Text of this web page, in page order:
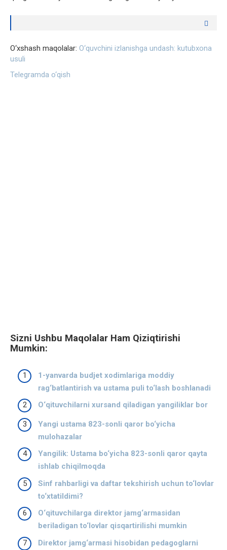
O‘xshash maqolalar: O‘quvchini izlanishga undash: kutubxona
usuli
Telegramda o‘qish
Sizni Ushbu Maqolalar Ham Qiziqtirishi
Mumkin:
1-yanvarda budjet xodimlariga moddiy
rag‘batlantirish va ustama puli to‘lash boshlanadi
O‘qituvchilarni xursand qiladigan yangiliklar bor
Yangi ustama 823-sonli qaror bo‘yicha
mulohazalar
Yangilik: Ustama bo‘yicha 823-sonli qaror qayta
ishlab chiqilmoqda
Sinf rahbarligi va daftar tekshirish uchun to‘lovlar
to‘xtatildimi?
O‘qituvchilarga direktor jamg‘armasidan
beriladigan to‘lovlar qisqartirilishi mumkin
Direktor jamg‘armasi hisobidan pedagoglarni